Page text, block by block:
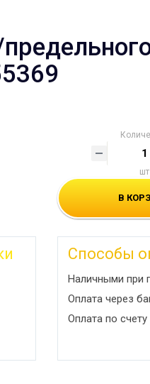
шт
В
Способы
Наличными при
Оплата через
Оплата по счету